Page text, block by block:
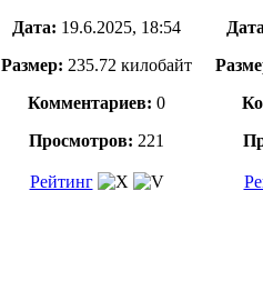
Дата: 19.6.2025, 18:54
Размер: 235.72 килобайт
Комментариев: 0
Просмотров: 221
Рейтинг